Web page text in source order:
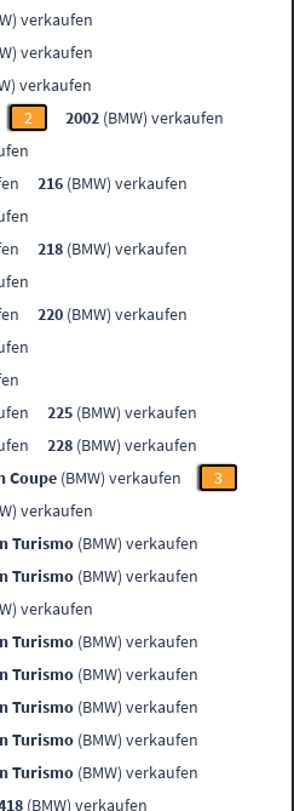
verkaufen
verkaufen
verkaufen
2 2002 (BMW) verkaufen
216 (BMW) verkaufen
218 (BMW) verkaufen
220 (BMW) verkaufen
225 (BMW) verkaufen
228 (BMW) verkaufen
Coupe (BMW) verkaufen
3
verkaufen
Turismo (BMW) verkaufen
Turismo (BMW) verkaufen
verkaufen
Turismo (BMW) verkaufen
Turismo (BMW) verkaufen
Turismo (BMW) verkaufen
Turismo (BMW) verkaufen
Turismo (BMW) verkaufen
(BMW) verkaufen